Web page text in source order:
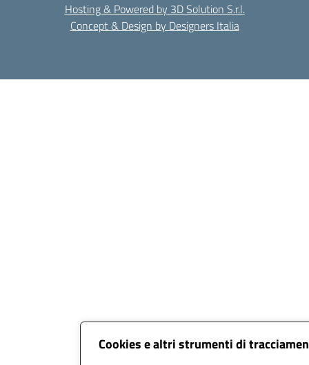
Cookies e altri strumenti di
Hosting & Powered by 3D Solution S.r.l.
Concept & Design by Designers Italia